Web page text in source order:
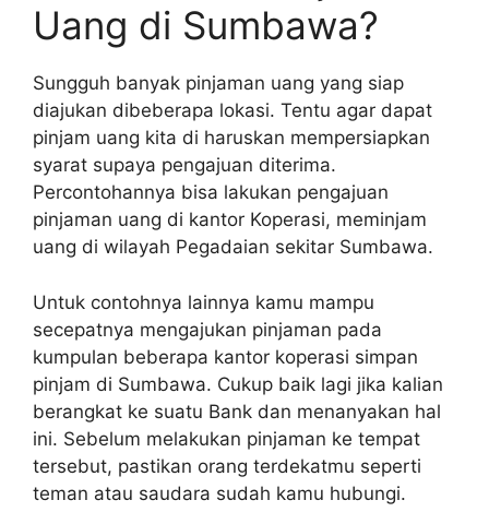
Uang di Sumbawa?
Sungguh banyak pinjaman uang yang siap
diajukan dibeberapa lokasi. Tentu agar dapat
pinjam uang kita di haruskan mempersiapkan
syarat supaya pengajuan diterima.
Percontohannya bisa lakukan pengajuan
pinjaman uang di kantor Koperasi, meminjam
uang di wilayah Pegadaian sekitar Sumbawa.
Untuk contohnya lainnya kamu mampu
secepatnya mengajukan pinjaman pada
kumpulan beberapa kantor koperasi simpan
pinjam di Sumbawa. Cukup baik lagi jika kalian
berangkat ke suatu Bank dan menanyakan hal
ini. Sebelum melakukan pinjaman ke tempat
tersebut, pastikan orang terdekatmu seperti
teman atau saudara sudah kamu hubungi.